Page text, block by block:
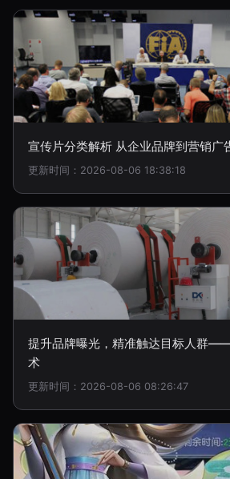
宣传片分类解析 从企业品牌到营销广
更新时间：2026-08-06 18:38:18
提升品牌曝光，精准触达目标人群
术
更新时间：2026-08-06 08:26:47